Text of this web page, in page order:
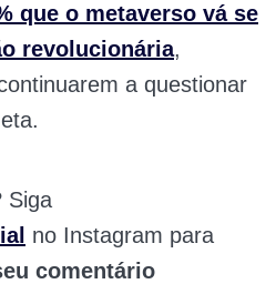
que o metaverso vá se
revolucionária,
a questionar
Siga
no Instagram para
comentário